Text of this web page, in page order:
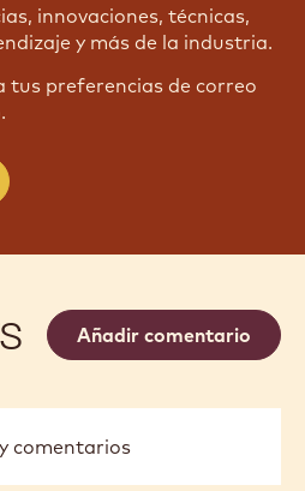
innovaciones, técnicas,
y más de la industria.
tus preferencias de correo
Añadir comentario
comentarios